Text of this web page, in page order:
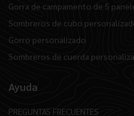
Gorra de campamento de 5
Sombreros de cubo
Gorro personalizado
Sombreros de cuerda
Ayuda
PREGUNTAS FRECUENTES